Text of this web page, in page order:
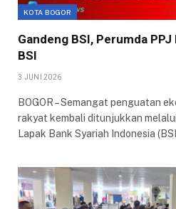
KOTA BOGOR
Gandeng BSI, Perumda
BSI
3 JUNI 2026
BOGOR – Semangat penguatan
rakyat kembali ditunjukkan
Lapak Bank Syariah Indonesia